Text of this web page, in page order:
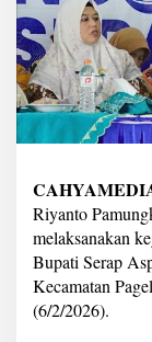
Riyanto
melaksanakan
Bupati Serap
Kecamatan
(6/2/2026).